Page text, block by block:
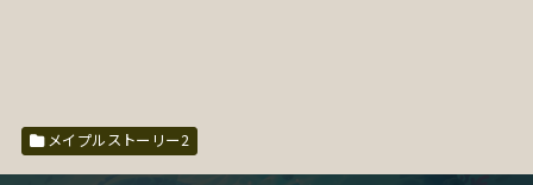
メイプルストーリー2